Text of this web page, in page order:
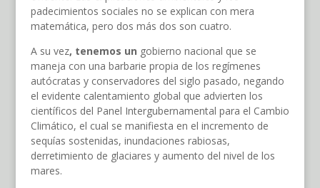
padecimientos sociales no se explican con mera
matemática, pero dos más dos son cuatro.
A su vez, tenemos un gobierno nacional que se
maneja con una barbarie propia de los regímenes
autócratas y conservadores del siglo pasado, negando
el evidente calentamiento global que advierten los
científicos del Panel Intergubernamental para el Cambio
Climático, el cual se manifiesta en el incremento de
sequías sostenidas, inundaciones rabiosas,
derretimiento de glaciares y aumento del nivel de los
mares.